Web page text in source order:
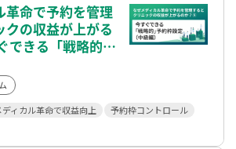
革命で予約を管理
クの収益が上がる
できる「戦略的」
ディカル革命で収益向上
予約枠コントロール